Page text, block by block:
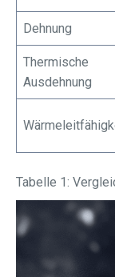
Dehnung
Thermische
Ausdehnung
Tabelle 1: